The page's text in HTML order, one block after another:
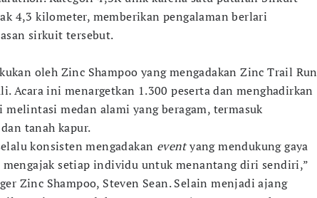
4,3 kilometer, memberikan pengalaman berlari
sirkuit tersebut.
oleh Zinc Shampoo yang mengadakan Zinc Trail Run
Acara ini menargetkan 1.300 peserta dan menghadirkan
medan alami yang beragam, termasuk
tanah kapur.
konsisten mengadakan eventyang mendukung gaya
setiap individu untuk menantang diri sendiri,”
Zinc Shampoo, Steven Sean. Selain menjadi ajang